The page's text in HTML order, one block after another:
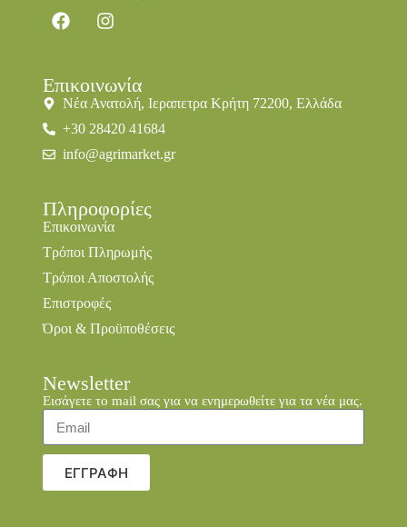
Επικοινωνία
Νέα Ανατολή, Ιεραπετρα Κρήτη 72200, Ελλάδα
+30 28420 41684
info@agrimarket.gr
Πληροφορίες
Επικοινωνία
Τρόποι Πληρωμής
Τρόποι Αποστολής
Επιστροφές
Όροι & Προϋποθέσεις
Newsletter
Εισάγετε το mail σας για να ενημερωθείτε για τα νέα μας.
ΕΓΓΡΑΦΗ